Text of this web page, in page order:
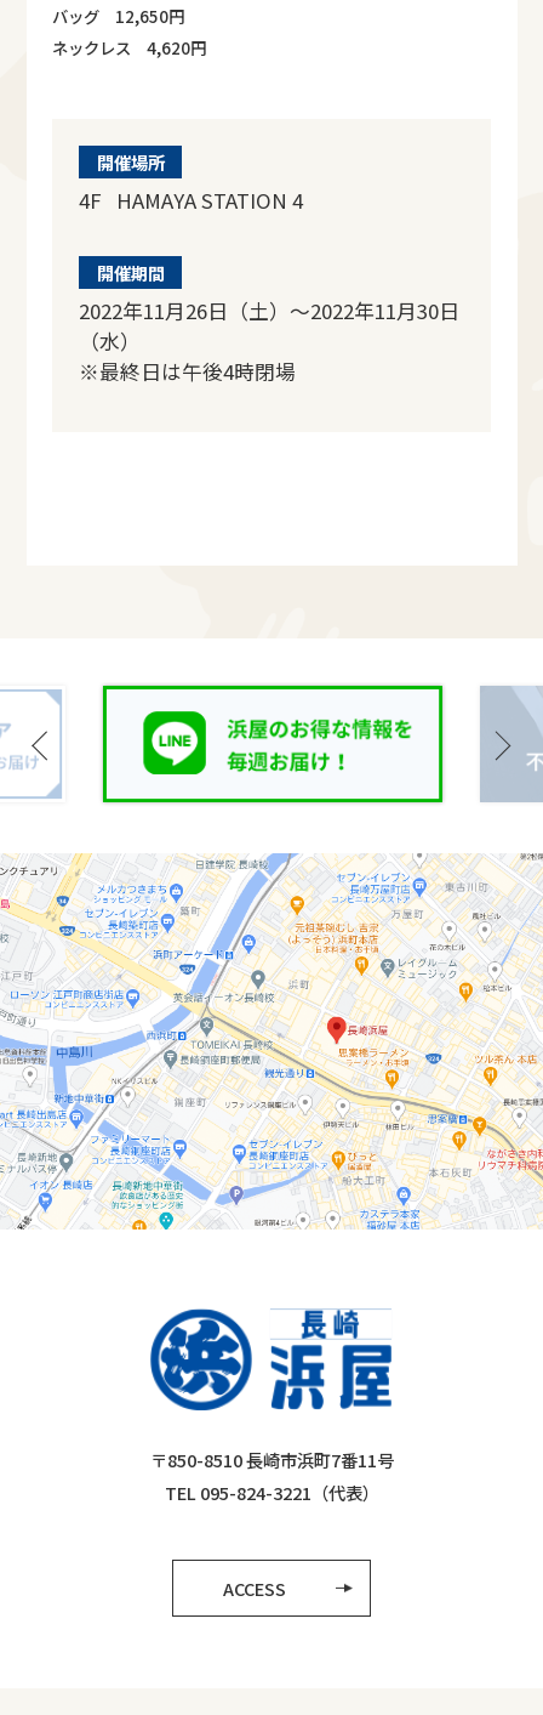
バッグ 12,650円
ネックレス 4,620円
開催場所
4F HAMAYA STATION 4
開催期間
2022年11月26日（土）～2022年11月30日
（水）
※最終日は午後4時閉場
〒850-8510 長崎市浜町7番11号
TEL 095-824-3221（代表）
ACCESS